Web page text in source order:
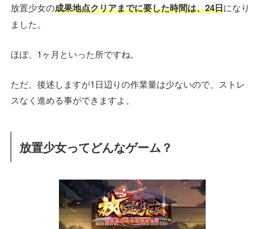
放置少女の成果地点クリアまでに要した時間は、24日になり
ました。
ほぼ、1ヶ月といった所ですね。
ただ、後述しますが1日辺りの作業量は少ないので、ストレ
スなく進める事ができますよ。
放置少女ってどんなゲーム？